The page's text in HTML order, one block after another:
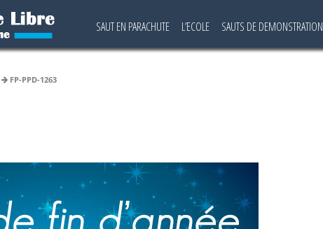
SAUT EN PARACHUTE L’ECOLE SAUTS DE DEMONSTRATION
FP-PPD-1263